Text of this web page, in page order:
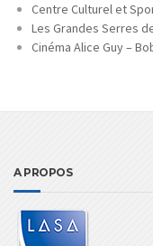
Centre Culturel et
Les Grandes Serres
Cinéma Alice Guy –
A PROPOS